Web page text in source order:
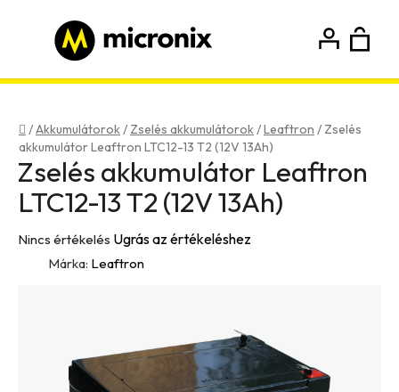
tartalomhoz
Kezdőlap
/Akkumulátorok/ Zselés akkumulátorok/Leaftron / Zselés
akkumulátor Leaftron LTC12-13 T2 (12V 13Ah)
Zselés akkumulátor Leaftron
LTC12-13 T2 (12V 13Ah)
A
termék
Nincs értékelés Ugrás az értékeléshez
Márka: Leaftron